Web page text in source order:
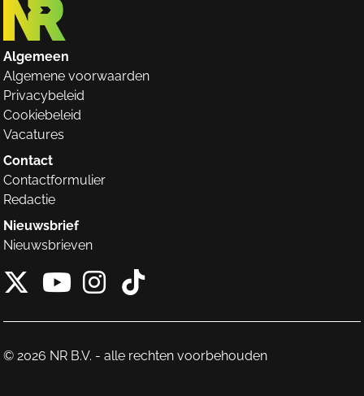
Algemeen
Algemene voorwaarden
Privacybeleid
Cookiebeleid
Vacatures
Contact
Contactformulier
Redactie
Nieuwsbrief
Nieuwsbrieven
X van NieuwRechts
Instagram van
Tiktok van
© 2026 NR B.V. - alle rechten voorbehouden